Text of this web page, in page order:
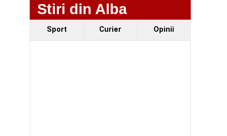
Stiri din Alba
Sport Curier Opinii